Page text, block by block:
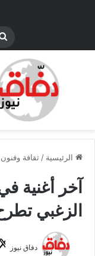
الرئيسية /ثقافة وفنون
آخر أغنية
الزغبي
دفاق نيوز